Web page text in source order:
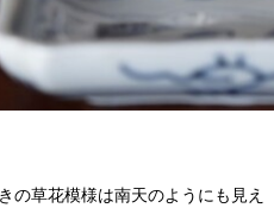
の草花模様は南天のようにも見え